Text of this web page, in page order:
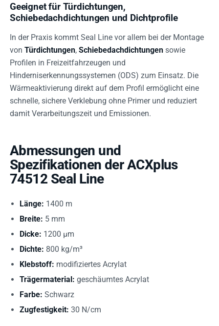
Geeignet für Türdichtungen,
Schiebedachdichtungen und Dichtprofile
In der Praxis kommt Seal Line vor allem bei der Montage
von Türdichtungen, Schiebedachdichtungen sowie
Profilen in Freizeitfahrzeugen und
Hinderniserkennungssystemen (ODS) zum Einsatz. Die
Wärmeaktivierung direkt auf dem Profil ermöglicht eine
schnelle, sichere Verklebung ohne Primer und reduziert
damit Verarbeitungszeit und Emissionen.
Abmessungen und
Spezifikationen der ACXplus
74512 Seal Line
Länge: 1400 m
Breite: 5 mm
Dicke: 1200 µm
Dichte: 800 kg/m³
Klebstoff: modifiziertes Acrylat
Trägermaterial: geschäumtes Acrylat
Farbe: Schwarz
Zugfestigkeit: 30 N/cm